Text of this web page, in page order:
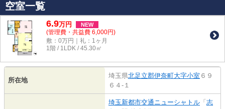
空室一覧
6.9万円 NEW
(管理費・共益費 6,000円)
敷：0万円｜礼：1ヶ月
1階 / 1LDK / 45.30㎡
所在地
埼玉県北足立郡伊奈町大字小室 ６９
６４-１
埼玉新都市交通ニューシャトル 「 志